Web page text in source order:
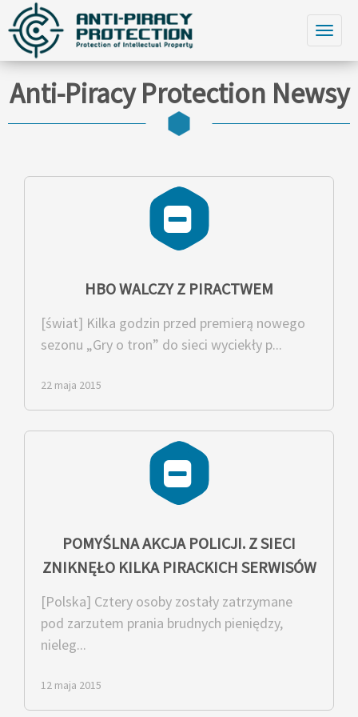
Anti-Piracy Protection Newsy
HBO WALCZY Z PIRACTWEM
[świat] Kilka godzin przed premierą nowego
sezonu „Gry o tron” do sieci wyciekły p...
22 maja 2015
POMYŚLNA AKCJA POLICJI. Z SIECI
ZNIKNĘŁO KILKA PIRACKICH SERWISÓW
[Polska] Cztery osoby zostały zatrzymane
pod zarzutem prania brudnych pieniędzy,
nieleg...
12 maja 2015